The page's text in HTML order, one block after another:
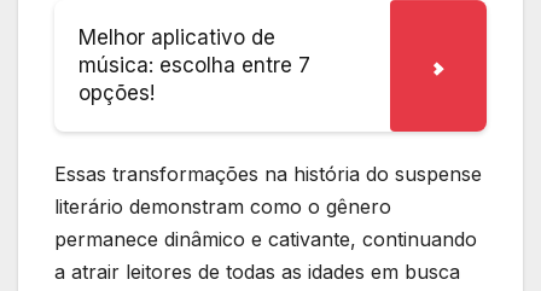
Melhor aplicativo de
música: escolha entre 7
opções!
Essas transformações na história do suspense
literário demonstram como o gênero
permanece dinâmico e cativante, continuando
a atrair leitores de todas as idades em busca